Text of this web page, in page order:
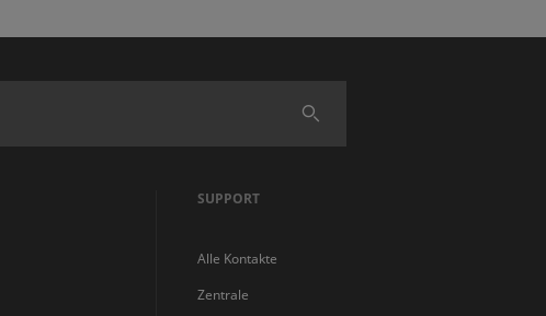
Finden
SUPPORT
Alle Kontakte
Zentrale